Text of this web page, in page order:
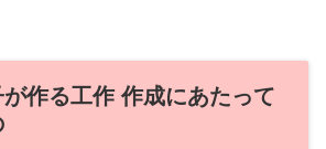
が作る工作 作成にあたって